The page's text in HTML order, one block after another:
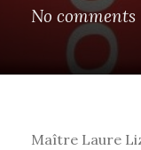
No comments
Maître Laure